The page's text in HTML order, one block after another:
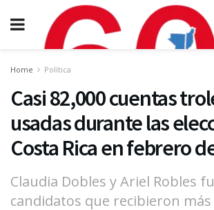
Home Política
Casi 82,000 cuentas
usadas durante las
Costa Rica en febrero
Claudia Dobles y Ariel Robles
candidatos que recibieron